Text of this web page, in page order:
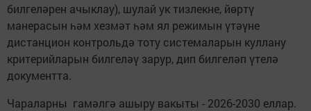
билгеләрен ачыклау), шулай ук тизлекне, йөртү
манерасын һәм хезмәт һәм ял режимын үтәүне
дистанцион контрольдә тоту системаларын куллану
критерийларын билгеләү зарур, дип билгеләп үтелә
документта.
Чараларны гамәлгә ашыру вакыты - 2026-2030 еллар.